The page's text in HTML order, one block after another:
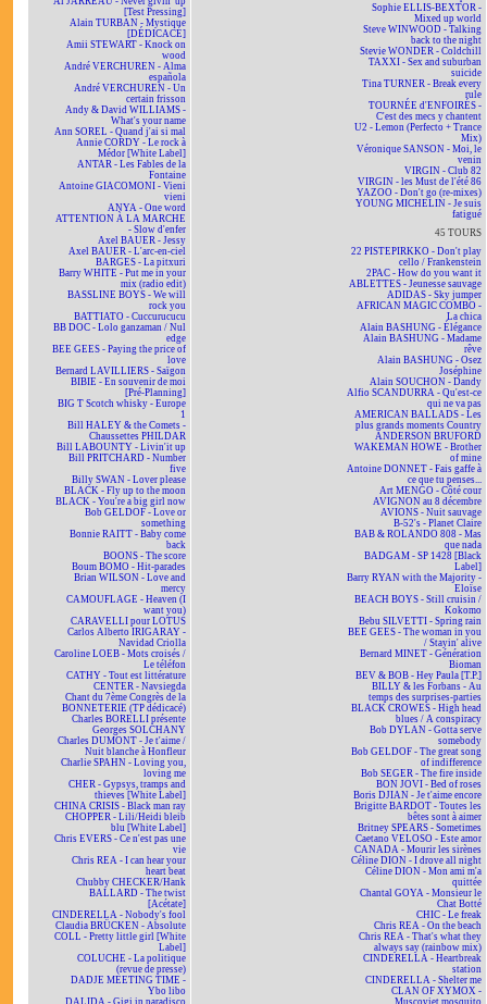
[Test Pressing]
Alain TURBAN - Mystique
[DÉDICACÉ]
Amii STEWART - Knock on
wood
André VERCHUREN - Alma
española
André VERCHUREN - Un
certain frisson
Andy & David WILLIAMS -
What's your name
Ann SOREL - Quand j'ai si mal
Annie CORDY - Le rock à
Médor [White Label]
ANTAR - Les Fables de la
Fontaine
Antoine GIACOMONI - Vieni
vieni
ANYA - One word
ATTENTION À LA MARCHE
- Slow d'enfer
Axel BAUER - Jessy
Axel BAUER - L'arc-en-ciel
BARGES - La pitxuri
Barry WHITE - Put me in your
mix (radio edit)
BASSLINE BOYS - We will
rock you
BATTIATO - Cuccurucucu
BB DOC - Lolo ganzaman / Nul
edge
BEE GEES - Paying the price of
love
Bernard LAVILLIERS - Saïgon
BIBIE - En souvenir de moi
[Pré-Planning]
BIG T Scotch whisky - Europe
1
Bill HALEY & the Comets -
Chaussettes PHILDAR
Bill LABOUNTY - Livin'it up
Bill PRITCHARD - Number
five
Billy SWAN - Lover please
BLACK - Fly up to the moon
BLACK - You're a big girl now
Bob GELDOF - Love or
something
Bonnie RAITT - Baby come
back
BOONS - The score
Boum BOMO - Hit-parades
Brian WILSON - Love and
mercy
CAMOUFLAGE - Heaven (I
want you)
CARAVELLI pour LOTUS
Carlos Alberto IRIGARAY -
Navidad Criolla
Caroline LOEB - Mots croisés /
Le téléfon
CATHY - Tout est littérature
CENTER - Navsiegda
Chant du 7ème Congrès de la
BONNETERIE (TP dédicacé)
Charles BORELLI présente
Georges SOLCHANY
Charles DUMONT - Je t'aime /
Nuit blanche à Honfleur
Charlie SPAHN - Loving you,
loving me
CHER - Gypsys, tramps and
thieves [White Label]
CHINA CRISIS - Black man ray
CHOPPER - Lili/Heidi bleib
blu [White Label]
Chris EVERS - Ce n'est pas une
vie
Chris REA - I can hear your
heart beat
Chubby CHECKER/Hank
BALLARD - The twist
[Acétate]
CINDERELLA - Nobody's fool
Claudia BRÜCKEN - Absolute
COLL - Pretty little girl [White
Label]
COLUCHE - La politique
(revue de presse)
DADJE MEETING TIME -
Ybo libo
DALIDA - Gigi in paradisco
Sophie ELLIS-BEXTOR -
Mixed up world
Steve WINWOOD - Talking
back to the night
Stevie WONDER - Coldchill
TAXXI - Sex and suburban
suicide
Tina TURNER - Break every
rule
TOURNÉE d'ENFOIRÉS -
C'est des mecs y chantent
U2 - Lemon (Perfecto + Trance
Mix)
Véronique SANSON - Moi, le
venin
VIRGIN - Club 82
VIRGIN - les Must de l'été 86
YAZOO - Don't go (re-mixes)
YOUNG MICHELIN - Je suis
fatigué
45 TOURS
22 PISTEPIRKKO - Don't play
cello / Frankenstein
2PAC - How do you want it
ABLETTES - Jeunesse sauvage
ADIDAS - Sky jumper
AFRICAN MAGIC COMBO -
La chica
Alain BASHUNG - Élégance
Alain BASHUNG - Madame
rêve
Alain BASHUNG - Osez
Joséphine
Alain SOUCHON - Dandy
Alfio SCANDURRA - Qu'est-ce
qui ne va pas
AMERICAN BALLADS - Les
plus grands moments Country
ANDERSON BRUFORD
WAKEMAN HOWE - Brother
of mine
Antoine DONNET - Fais gaffe à
ce que tu penses...
Art MENGO - Côté cour
AVIGNON au 8 décembre
AVIONS - Nuit sauvage
B-52's - Planet Claire
BAB & ROLANDO 808 - Mas
que nada
BADGAM - SP 1428 [Black
Label]
Barry RYAN with the Majority -
Eloïse
BEACH BOYS - Still cruisin /
Kokomo
Bebu SILVETTI - Spring rain
BEE GEES - The woman in you
/ Stayin' alive
Bernard MINET - Génération
Bioman
BEV & BOB - Hey Paula [T.P.]
BILLY & les Forbans - Au
temps des surprises-parties
BLACK CROWES - High head
blues / A conspiracy
Bob DYLAN - Gotta serve
somebody
Bob GELDOF - The great song
of indifference
Bob SEGER - The fire inside
BON JOVI - Bed of roses
Boris DJIAN - Je t'aime encore
Brigitte BARDOT - Toutes les
bêtes sont à aimer
Britney SPEARS - Sometimes
Caetano VELOSO - Este amor
CANADA - Mourir les sirènes
Céline DION - I drove all night
Céline DION - Mon ami m'a
quittée
Chantal GOYA - Monsieur le
Chat Botté
CHIC - Le freak
Chris REA - On the beach
Chris REA - That's what they
always say (rainbow mix)
CINDERELLA - Heartbreak
station
CINDERELLA - Shelter me
CLAN OF XYMOX -
Muscoviet mosquito